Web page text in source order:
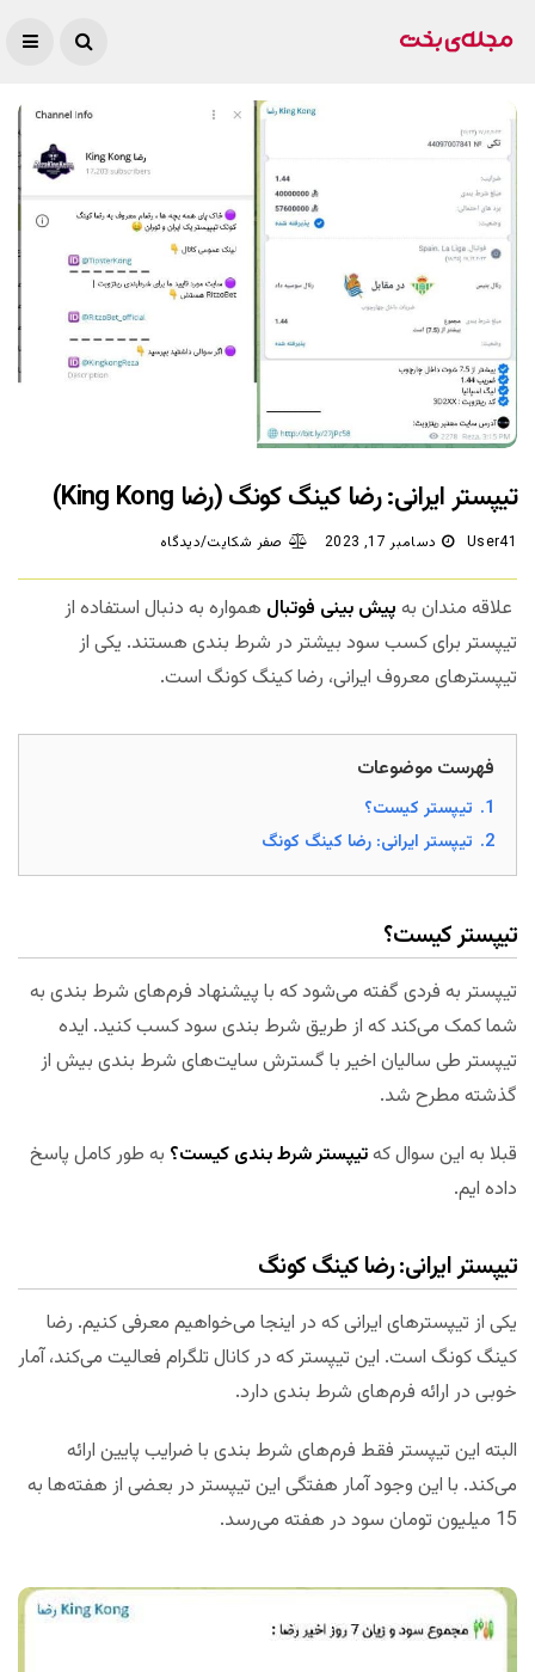
تیپستر ایرانی: رضا کینگ کونگ (رضا King Kong)
User41 دسامبر 17, 2023 صفر شکایت/دیدگاه
علاقه مندان به پیش بینی فوتبال همواره به دنبال استفاده از
تیپستر برای کسب سود بیشتر در شرط بندی هستند. یکی از
تیپسترهای معروف ایرانی، رضا کینگ کونگ است.
فهرست موضوعات
1. تیپستر کیست؟
2. تیپستر ایرانی: رضا کینگ کونگ
تیپستر کیست؟
تیپستر به فردی گفته می‌شود که با پیشنهاد فرم‌های شرط بندی به
شما کمک می‌کند که از طریق شرط بندی سود کسب کنید. ایده
تیپستر طی سالیان اخیر با گسترش سایت‌های شرط بندی بیش از
گذشته مطرح شد.
قبلا به این سوال کهتیپستر شرط بندی کیست؟ به طور کامل پاسخ
داده ایم.
تیپستر ایرانی: رضا کینگ کونگ
یکی از تیپسترهای ایرانی که در اینجا می‌خواهیم معرفی کنیم. رضا
کینگ کونگ است. این تیپستر که در کانال تلگرام فعالیت می‌کند، آمار
خوبی در ارائه فرم‌های شرط بندی دارد.
البته این تیپستر فقط فرم‌های شرط بندی با ضرایب پایین ارائه
می‌کند. با این وجود آمار هفتگی این تیپستر در بعضی از هفته‌ها به
15 میلیون تومان سود در هفته می‌رسد.